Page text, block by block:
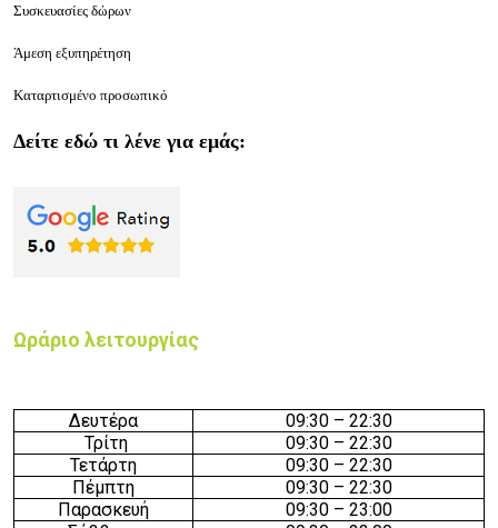
Συσκευασίες δώρων
Άμεση εξυπηρέτηση
Καταρτισμένο προσωπικό
Δείτε εδώ τι λένε για εμάς:
Ωράριο λειτουργίας
Δευτέρα 09:30– 22:30
Τρίτη
09:30– 22:30
Τετάρτη
09:30– 22:30
Πέμπτη
09:30– 22:30
Παρασκευή
09:30– 23:00